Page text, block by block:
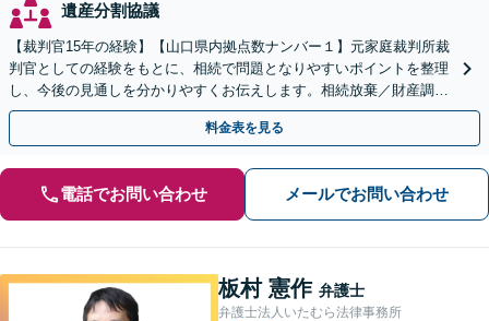
遺産分割協議
【裁判官15年の経験】【山口県内拠点数ナンバー１】元家庭裁判所裁
判官としての経験をもとに、相続で問題となりやすいポイントを整理
し、今後の見通しを分かりやすくお伝えします。相続放棄／財産調査
／遺言書作成・執行も幅広く対応可能【夜間対応】
料金表を見る
電話でお問い合わせ メールでお問い合わせ
板村 憲作 弁護士
弁護士法人いたむら法律事務所